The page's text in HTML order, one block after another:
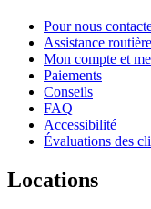
Pour nous
Assistance routière
Mon compte et
Paiements
Conseils
FAQ
Accessibilité
Évaluations des
Locations